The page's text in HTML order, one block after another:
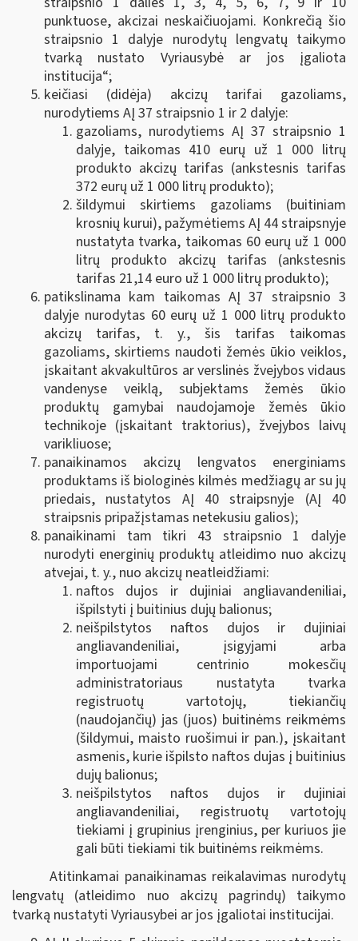
punktuose, akcizai neskaičiuojami. Konkrečią šio
straipsnio 1 dalyje nurodytų lengvatų taikymo
tvarką nustato Vyriausybė ar jos įgaliota
institucija“;
keičiasi (didėja) akcizų tarifai gazoliams,
nurodytiems AĮ 37 straipsnio 1 ir 2 dalyje:
gazoliams, nurodytiems AĮ 37 straipsnio 1
dalyje, taikomas 410 eurų už 1 000 litrų
produkto akcizų tarifas (ankstesnis tarifas
372 eurų už 1 000 litrų produkto);
šildymui skirtiems gazoliams (buitiniam
krosnių kurui), pažymėtiems AĮ 44 straipsnyje
nustatyta tvarka, taikomas 60 eurų už 1 000
litrų produkto akcizų tarifas (ankstesnis
tarifas 21,14 euro už 1 000 litrų produkto);
patikslinama kam taikomas AĮ 37 straipsnio 3
dalyje nurodytas 60 eurų už 1 000 litrų produkto
akcizų tarifas, t. y., šis tarifas taikomas
gazoliams, skirtiems naudoti žemės ūkio veiklos,
įskaitant akvakultūros ar verslinės žvejybos vidaus
vandenyse veiklą, subjektams žemės ūkio
produktų gamybai naudojamoje žemės ūkio
technikoje (įskaitant traktorius), žvejybos laivų
varikliuose;
panaikinamos akcizų lengvatos energiniams
produktams iš biologinės kilmės medžiagų ar su jų
priedais, nustatytos AĮ 40 straipsnyje (AĮ 40
straipsnis pripažįstamas netekusiu galios);
panaikinami tam tikri 43 straipsnio 1 dalyje
nurodyti energinių produktų atleidimo nuo akcizų
atvejai, t. y., nuo akcizų neatleidžiami:
naftos dujos ir dujiniai angliavandeniliai,
išpilstyti į buitinius dujų balionus;
neišpilstytos naftos dujos ir dujiniai
angliavandeniliai, įsigyjami arba
importuojami centrinio mokesčių
administratoriaus nustatyta tvarka
registruotų vartotojų, tiekiančių
(naudojančių) jas (juos) buitinėms reikmėms
(šildymui, maisto ruošimui ir pan.), įskaitant
asmenis, kurie išpilsto naftos dujas į buitinius
dujų balionus;
neišpilstytos naftos dujos ir dujiniai
angliavandeniliai, registruotų vartotojų
tiekiami į grupinius įrenginius, per kuriuos jie
gali būti tiekiami tik buitinėms reikmėms.
Atitinkamai panaikinamas reikalavimas nurodytų
lengvatų (atleidimo nuo akcizų pagrindų) taikymo
tvarką nustatyti Vyriausybei ar jos įgaliotai institucijai.